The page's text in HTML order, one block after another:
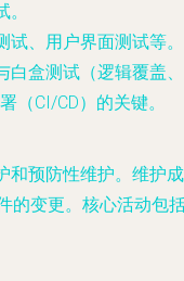
、用户界面测试等。
盒测试（逻辑覆盖、
（CI/CD）的关键。
和预防性维护。维护
的变更。核心活动